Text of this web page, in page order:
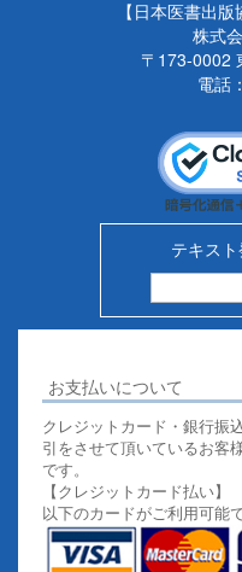
【日本医書出
株式
〒173-0002
電話
テキス
お支払いについて
クレジットカード・銀行振
引をさせて頂いているお客
です。
【クレジットカード払い】
以下のカードがご利用可能で